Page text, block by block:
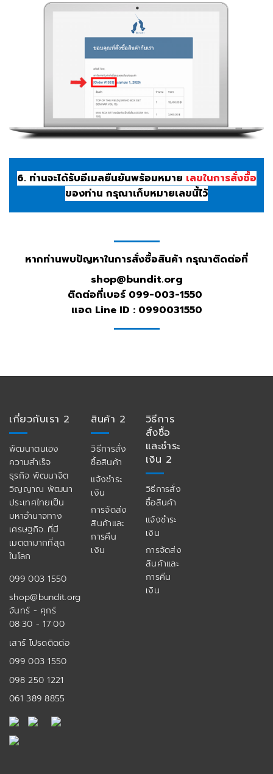
6. ท่านจะได้รับอีเมลยืนยันพร้อมหมาย เลขในการสั่งซื้อ
ของท่าน กรุณาเก็บหมายเลขนี้ไว้
หากท่านพบปัญหาในการสั่งซื้อสินค้า กรุณาติดต่อที่
shop@bundit.org
ติดต่อที่เบอร์ 099-003-1550
แอด Line ID : 0990031550
เกี่ยวกับเรา 2
พัฒนาตนเอง
ความสำเร็จ
ธุรกิจ พัฒนาจิต
วิญญาณ พัฒนา
ประเทศไทยเป็น
มหาอำนาจทาง
เศรษฐกิจ..ที่มี
เมตตามากที่สุด
ในโลก
099 003 1550
shop@bundit.org
จันทร์ - ศุกร์
08:30 - 17:00
เสาร์ โปรดติดต่อ
099 003 1550
098 250 1221
061 389 8855
สินค้า 2
วิธีการสั่ง
ซื้อสินค้า
แจ้งชำระ
เงิน
การจัดส่ง
สินค้าและ
การคืน
เงิน
วิธีการ
สั่งซื้อ
และชำระ
เงิน 2
วิธีการสั่ง
ซื้อสินค้า
แจ้งชำระ
เงิน
การจัดส่ง
สินค้าและ
การคืน
เงิน